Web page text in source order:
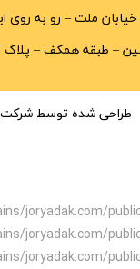
خیابان ملت – رو به روی
– طبقه همکف – پلاک 7
طراحی شده توسط شرکت
joryadak.com/
joryadak.com/
joryadak.com/